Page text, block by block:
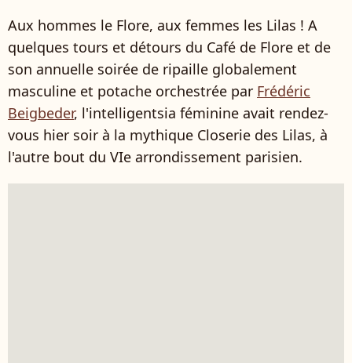
Aux hommes le Flore, aux femmes les Lilas ! A
quelques tours et détours du Café de Flore et de
son annuelle soirée de ripaille globalement
masculine et potache orchestrée par Frédéric
Beigbeder, l'intelligentsia féminine avait rendez-
vous hier soir à la mythique Closerie des Lilas, à
l'autre bout du VIe arrondissement parisien.